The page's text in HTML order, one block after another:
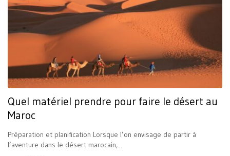
Quel matériel prendre pour faire le désert au
Maroc
Préparation et planification Lorsque l’on envisage de partir à
l’aventure dans le désert marocain,...